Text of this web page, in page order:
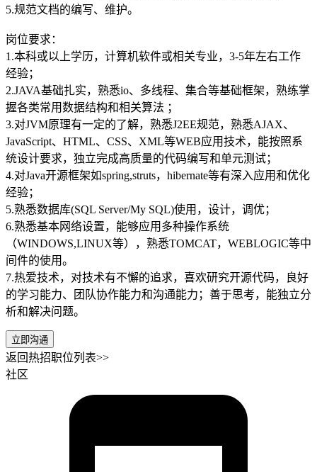
5.规范文档的编写、维护。
岗位要求：
1.本科或以上学历，计算机软件或相关专业，3-5年左右工作
经验；
2.JAVA基础扎实，熟悉io、多线程、集合等基础框架，熟练掌
握各类常用数据结构和相关算法 ；
3.对JVM原理有一定的了解，熟悉J2EE规范，熟悉AJAX、
JavaScript、HTML、CSS、XML等WEB应用技术，能按照系
统设计要求，独立完成高质量的代码编写和单元测试；
4.对Java开源框架如spring,struts，hibernate等有深入应用和优化
经验；
5.熟悉数据库(SQL Server/My SQL)使用，设计，调优；
6.熟悉基本网络设置，能够应用多种操作系统
（WINDOWS,LINUX等），熟悉TOMCAT，WEBLOGIC等中
间件的使用。
7.热爱技术，对技术有不懈的追求，喜欢研究开源代码，良好
的学习能力、团队协作能力和沟通能力；善于思考，能独立分
析和解决问题。
立即沟通
返回热招职位列表>>
社区